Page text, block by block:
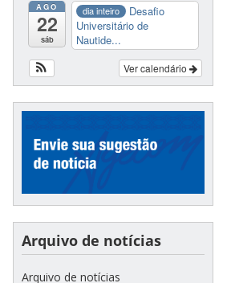
AGO
22
sáb
dia inteiro
Desafio
Universitário de
Nautide...
Ver calendário
Arquivo de notícias
Arquivo de notícias